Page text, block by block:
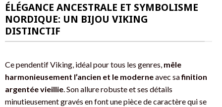
ÉLÉGANCE ANCESTRALE ET SYMBOLISME
NORDIQUE: UN BIJOU VIKING
DISTINCTIF
Ce pendentif Viking, idéal pour tous les genres, mêle
harmonieusement l’ancien et le moderneavec safinition
argentée vieillie. Son allure robuste et ses détails
minutieusement gravés en font une pièce de caractère qui se